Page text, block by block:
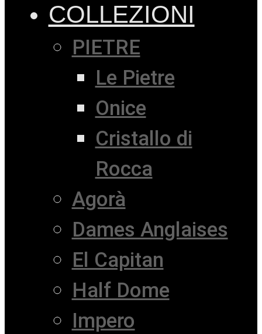
COLLEZIONI
PIETRE
Le Pietre
Onice
Cristallo di
Rocca
Agorà
Dames Anglaises
El Capitan
Half Dome
Impero